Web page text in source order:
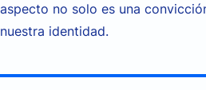
aspecto no solo es una
nuestra identidad.